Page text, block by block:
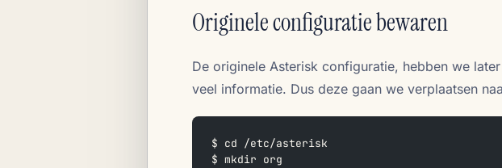
Originele configuratie bewaren
De originele Asterisk configuratie, hebben we
veel informatie. Dus deze gaan we verplaatsen
$ cd /etc/asterisk
$ mkdir org